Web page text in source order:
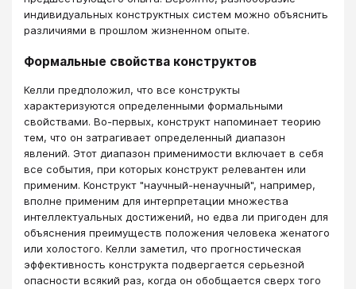
индивидуальных конструктных систем можно объяснить
различиями в прошлом жизненном опыте.
Формальные свойства конструктов
Келли предположил, что все конструкты
характеризуются определенными формальными
свойствами. Во-первых, конструкт напоминает теорию
тем, что он затрагивает определенный диапазон
явлений. Этот диапазон применимости включает в себя
все события, при которых конструкт релевантен или
применим. Конструкт "научный-ненаучный", например,
вполне применим для интерпретации множества
интеллектуальных достижений, но едва ли пригоден для
объяснения преимуществ положения человека женатого
или холостого. Келли заметил, что прогностическая
эффективность конструкта подвергается серьезной
опасности всякий раз, когда он обобщается сверх того